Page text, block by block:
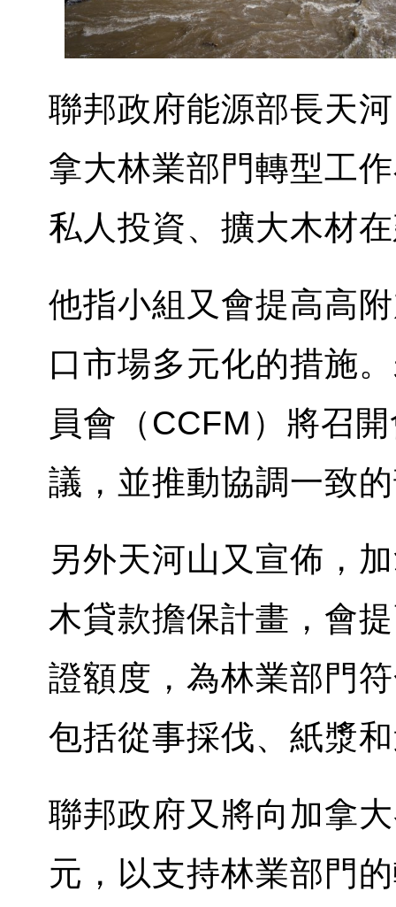
聯邦政府能源部長天
拿大林業部門轉型工
私人投資、擴大木材
他指小組又會提高高
口市場多元化的措施
員會（CCFM）將召
議，並推動協調一致
另外天河山又宣佈，
木貸款擔保計畫，會
證額度，為林業部門
包括從事採伐、紙漿
聯邦政府又將向加拿
元，以支持林業部門